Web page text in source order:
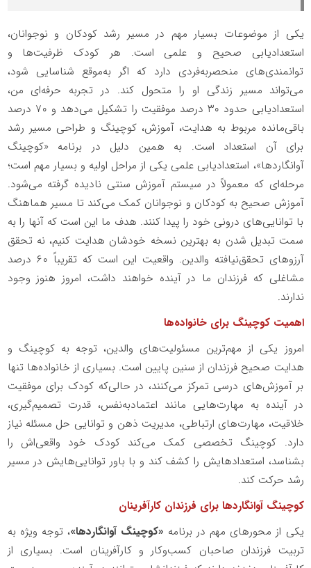
یکی از موضوعات بسیار مهم در مسیر رشد کودکان و نوجوانان،
استعدادیابی صحیح و علمی است. هر کودک ظرفیت‌ها و
توانمندی‌های منحصربه‌فردی دارد که اگر به‌موقع شناسایی شود،
می‌تواند مسیر زندگی او را متحول‌ کند. در تجربه حرفه‌ای من،
استعدادیابی حدود ۳۰ درصد موفقیت را تشکیل می‌دهد و ۷۰ درصد
باقی‌مانده مربوط به هدایت، آموزش، کوچینگ و طراحی مسیر رشد
برای آن استعداد است. به همین دلیل در برنامه «کوچینگ
آوانگاردها»، استعدادیابی علمی یکی از مراحل اولیه و بسیار مهم است؛
مرحله‌ای که معمولاً در سیستم آموزش سنتی نادیده گرفته می‌شود.
آموزش صحیح به کودکان و نوجوانان کمک می‌کند تا مسیر هماهنگ
با توانایی‌های درونی خود را پیدا کنند. هدف ما این است که آنها را به
سمت تبدیل شدن به بهترین نسخه خودشان هدایت کنیم، نه تحقق
آرزوهای تحقق‌نیافته والدین. واقعیت این است که تقریباً ۶۰ درصد
مشاغلی که فرزندان ما در آینده خواهند داشت، امروز هنوز وجود
ندارند.
اهمیت کوچینگ برای خانواده‌ها
امروز یکی از مهم‌ترین مسئولیت‌های والدین، توجه به کوچینگ و
هدایت صحیح فرزندان از سنین پایین است. بسیاری از خانواده‌ها تنها
بر آموزش‌های درسی تمرکز می‌کنند، در حالی‌که کودک برای موفقیت
در آینده به مهارت‌هایی مانند اعتمادبه‌نفس، قدرت تصمیم‌گیری،
خلاقیت، مهارت‌های ارتباطی، مدیریت ذهن و توانایی حل مسئله نیاز
دارد. کوچینگ تخصصی کمک می‌کند کودک خود واقعی‌اش را
بشناسد، استعدادهایش را کشف کند و با باور توانایی‌هایش در مسیر
رشد حرکت کند.
کوچینگ آوانگاردها برای فرزندان کارآفرینان
یکی از محورهای مهم در برنامه «کوچینگ آوانگاردها»، توجه ویژه به
تربیت فرزندان صاحبان کسب‌وکار و کارآفرینان است. بسیاری از